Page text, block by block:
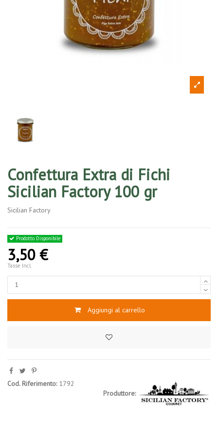
Confettura Extra di Fichi
Sicilian Factory 100 gr
Sicilian Factory
Prodotto Disponibile
3,50 €
Tasse Incl.
Aggiungi al carrello
Produttore:
Cod. Riferimento: 1792